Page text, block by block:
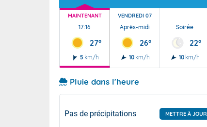
MAINTENANT
17:16
27°
5 km/h
VENDREDI 07
Après-midi
26°
10 km/h
Soirée
22°
10 km/h
Pluie dans l'heure
Pas de précipitations METTRE À JOUR